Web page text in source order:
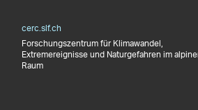
cerc.slf.ch
Forschungszentrum für Klimawandel,
Extremereignisse und Naturgefahren im
Raum